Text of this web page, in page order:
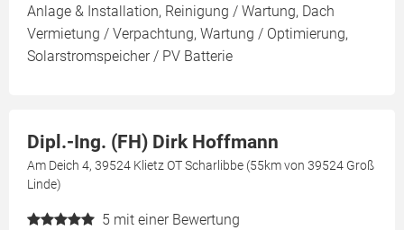
Anlage & Installation, Reinigung / Wartung, Dach
Vermietung / Verpachtung, Wartung / Optimierung,
Solarstromspeicher / PV Batterie
Dipl.-Ing. (FH) Dirk Hoffmann
Am Deich 4, 39524 Klietz OT Scharlibbe (55km von 39524 Groß
Linde)
5 mit einer Bewertung